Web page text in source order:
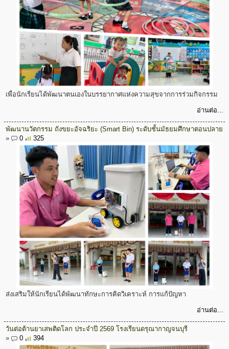
เพื่อนักเรียนได้พัฒนาตนเองในบรรยากาศแห่งความสุขจากการร่วมกิจกรรม
อ่านต่อ...
พัฒนานวัตกรรม ถังขยะอัจฉริยะ (Smart Bin) ระดับชั้นมัธยมศึกษาตอนปลาย
»
0 325
ส่งเสริมให้นักเรียนได้พัฒนาทักษะการคิดวิเคราะห์ การแก้ปัญหา
อ่านต่อ...
วันต่อต้านยาเสพติดโลก ประจำปี 2569 โรงเรียนดรุณากาญจนบุรี
»
0 394